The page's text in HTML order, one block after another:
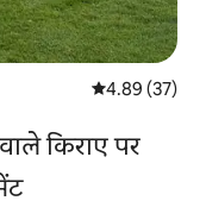
औसत रेटिंग 5 में
4.89 (37)
किराए पर